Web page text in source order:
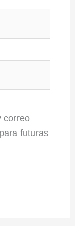
correo
futuras